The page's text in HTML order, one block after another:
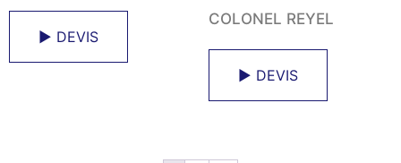
► DEVIS
COLONEL REYEL
► DEVIS